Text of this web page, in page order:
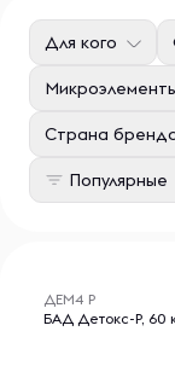
Для кого
Страна
Популярные
ДЕМ4 Р
БАД Детокс-Р, 60